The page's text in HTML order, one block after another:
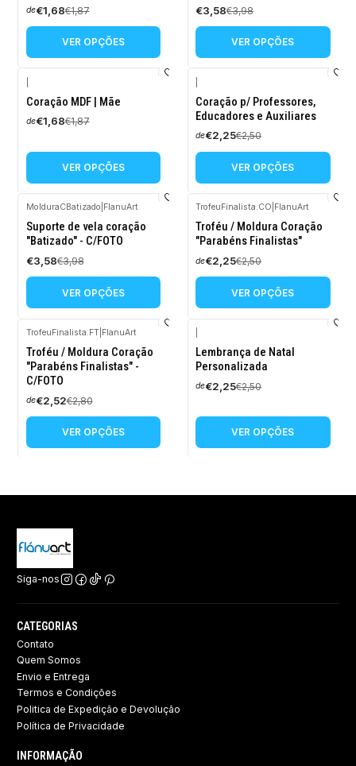
de€1,68€1,87
VER OPÇÕES
€3,58€3,98
VER OPÇÕES
-10%
DESCONTO
Coração MDF | Mãe
de€1,68€1,87
VER OPÇÕES
-10%
DESCONTO
Coração p/ Professores,
Educadores e Auxiliares
de€2,25€2,50
VER OPÇÕES
-10%
DESCONTO
MolduraCBatizado FlanuArt
Suporte de vela coração
"Batizado" - C/FOTO
€3,58€3,98
VER OPÇÕES
-10%
DESCONTO
TrofeuFinalista.CO FlanuArt
Troféu / Moldura Coração
"Parabéns Finalistas"
de€2,25€2,50
VER OPÇÕES
-10%
DESCONTO
TrofeuFinalista.FT| FlanuArt
Troféu / Moldura Coração
"Parabéns Finalistas" -
C/FOTO
de€2,52€2,80
VER OPÇÕES
-10%
DESCONTO
Lembrança de Natal
Personalizada
de€2,25€2,50
VER OPÇÕES
Siga-nos
CATEGORIAS
Contato
Quem Somos
Envio e Entrega
Termos e Condições
Politica de Expedição e Devolução ​
Política de Privacidade
INFORMAÇÃO